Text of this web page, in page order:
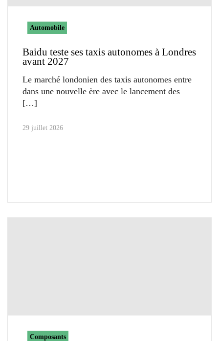
Automobile
Baidu teste ses taxis autonomes à Londres
avant 2027
Le marché londonien des taxis autonomes entre
dans une nouvelle ère avec le lancement des
29 juillet 2026
Composants